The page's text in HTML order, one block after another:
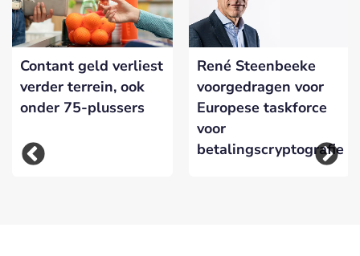
Contant geld verliest
verder terrein, ook
onder 75-plussers
René Steenbeeke
voorgedragen voor
Europese taskforce
voor
betalingscryptografie